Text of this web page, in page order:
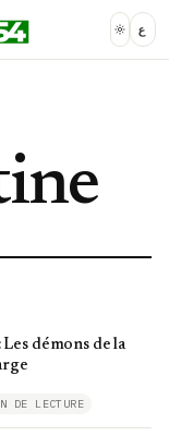
ع
démons de la
DE LECTURE